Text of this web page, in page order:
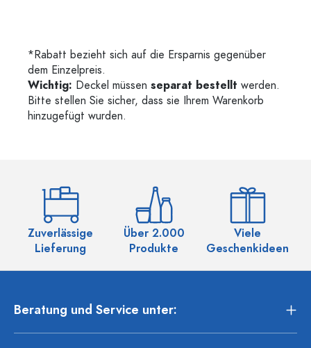
*Rabatt bezieht sich auf die Ersparnis gegenüber
dem Einzelpreis.
Wichtig: Deckel müssen separat bestellt werden.
Bitte stellen Sie sicher, dass sie Ihrem Warenkorb
hinzugefügt wurden.
Zuverlässige
Lieferung
Über 2.000
Produkte
Viele
Geschenkideen
Beratung und Service unter: